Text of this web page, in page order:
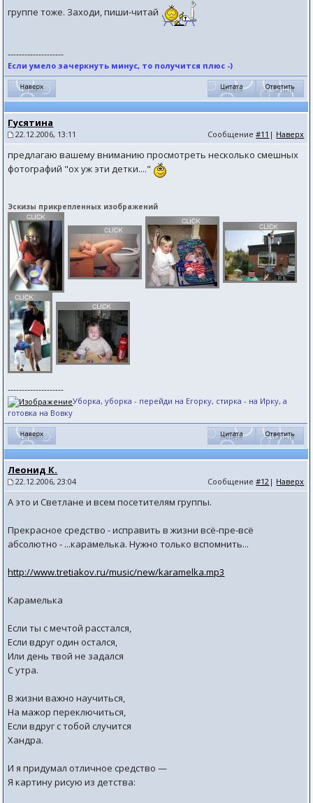
группе тоже. Заходи, пиши-читай
--------------------
Если умело зачеркнуть минус, то получится плюс -)
Гусятина
22.12.2006, 13:11 Сообщение#11 | Наверх
предлагаю вашему вниманию просмотреть несколько смешных
фотографий "ох уж эти детки...."
Эскизы прикрепленных изображений
--------------------
Уборка, уборка - перейди на Егорку, стирка - на Ирку, а
готовка на Вовку
Леонид К.
22.12.2006, 23:04 Сообщение#12 | Наверх
А это и Светлане и всем посетителям группы.
Прекрасное средство - исправить в жизни всё-пре-всё
абсолютно - ...карамелька. Нужно только вспомнить...
http://www.tretiakov.ru/music/new/karamelka.mp3
Карамелька
Если ты с мечтой расстался,
Если вдруг один остался,
Или день твой не задался
С утра.
В жизни важно научиться,
На мажор переключиться,
Если вдруг с тобой случится
Хандра.
И я придумал отличное средство —
Я картину рисую из детства: